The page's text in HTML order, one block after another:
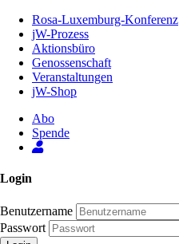
Inhalt
Seite
Rosa-Luxemburg-Konferenz
jW-Prozess
Aktionsbüro
Genossenschaft
Veranstaltungen
jW-Shop
Abo
Spende
Login
Benutzername
Passwort